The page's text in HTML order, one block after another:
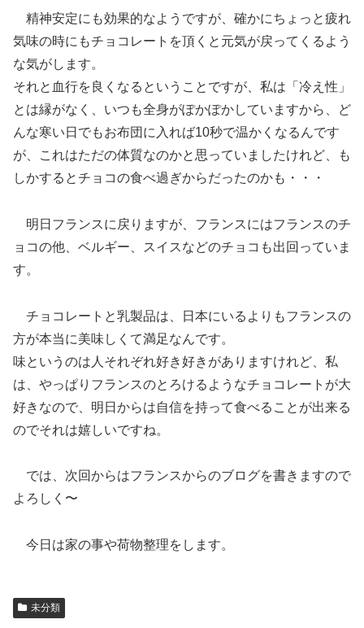
精神安定にも効果的なようですが、確かにちょっと疲れ
気味の時にもチョコレートを頂くと元気が戻ってくるよう
な気がします。
それと血行を良くなるということですが、私は「冷え性」
とは縁がなく、いつも全身がぽかぽかしていますから、ど
んな寒い日でもお布団に入れば10秒で温かくなるんです
が、これはただの体質なのかと思っていましたけれど、も
しかするとチョコの食べ過ぎからだったのかも・・・
明日フランスに戻りますが、フランスにはフランスのチ
ョコの他、ベルギー、スイスなどのチョコも出回っていま
す。
チョコレートと乳製品は、日本にいるよりもフランスの
方が本当に美味しくて満足なんです。
味というのは人それぞれ好き好きがありますけれど、私
は、やっぱりフランスのとろけるようなチョコレートが大
好きなので、明日からは自信を持って食べることが出来る
のでそれは嬉しいですね。
では、次回からはフランスからのブログを書きますので
よろしく〜
今日は家の事や荷物整理をします。
未分類